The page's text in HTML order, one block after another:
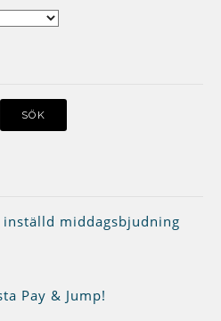
middagsbjudning
Pay & Jump!